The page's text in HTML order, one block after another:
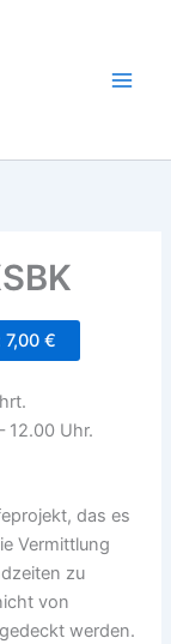
€
12.00 Uhr.
das es
Vermittlung
zu
von
werden.